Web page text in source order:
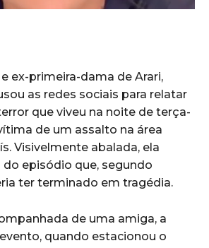
ex-primeira-dama de Arari,
as redes sociais para relatar
que viveu na noite de terça-
de um assalto na área
Visivelmente abalada, ela
episódio que, segundo
ter terminado em tragédia.
de uma amiga, a
quando estacionou o